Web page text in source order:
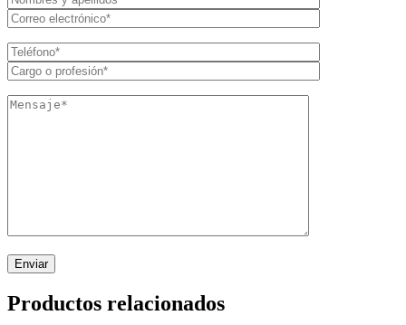
Enviar
Productos relacionados